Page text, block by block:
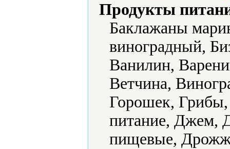
Продукты
Баклажаны
виноградный,
Ванилин,
Ветчина,
Горошек, Грибы,
питание, Джем,
пищевые,